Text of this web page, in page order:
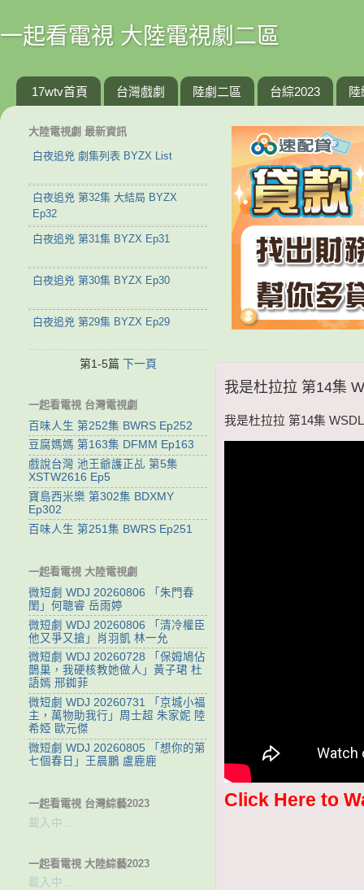
一起看電視 大陸電視劇二區
17wtv首頁 台灣戲劇 陸劇二區 台綜2023 陸
我是杜拉拉 第14集
我是杜拉拉 第14集
Click Here to
大陸電視劇 最新資訊
白夜追兇 劇集列表 BYZX List
白夜追兇 第32集 大結局 BYZX
Ep32
白夜追兇 第31集 BYZX Ep31
白夜追兇 第30集 BYZX Ep30
白夜追兇 第29集 BYZX Ep29
第1-5篇 下一頁
一起看電視 台灣電視劇
百味人生 第252集 BWRS Ep252
豆腐媽媽 第163集 DFMM Ep163
戲說台灣 池王爺護正乩 第5集
XSTW2616 Ep5
寶島西米樂 第302集 BDXMY
Ep302
百味人生 第251集 BWRS Ep251
一起看電視 大陸電視劇
微短劇 WDJ 20260806 「朱門春
閨」何聰睿 岳雨婷
微短劇 WDJ 20260806 「清冷權臣
他又爭又搶」肖羽凱 林一允
微短劇 WDJ 20260728 「保姆鳩佔
鵲巢，我硬核教她做人」黃子珺 杜
語嫣 邢銣菲
微短劇 WDJ 20260731 「京城小福
主，萬物助我行」周士超 朱家妮 陸
希婭 歐元傑
微短劇 WDJ 20260805 「想你的第
七個春日」王晨鵬 盧鹿鹿
一起看電視 台灣綜藝2023
載入中…
一起看電視 大陸綜藝2023
載入中…